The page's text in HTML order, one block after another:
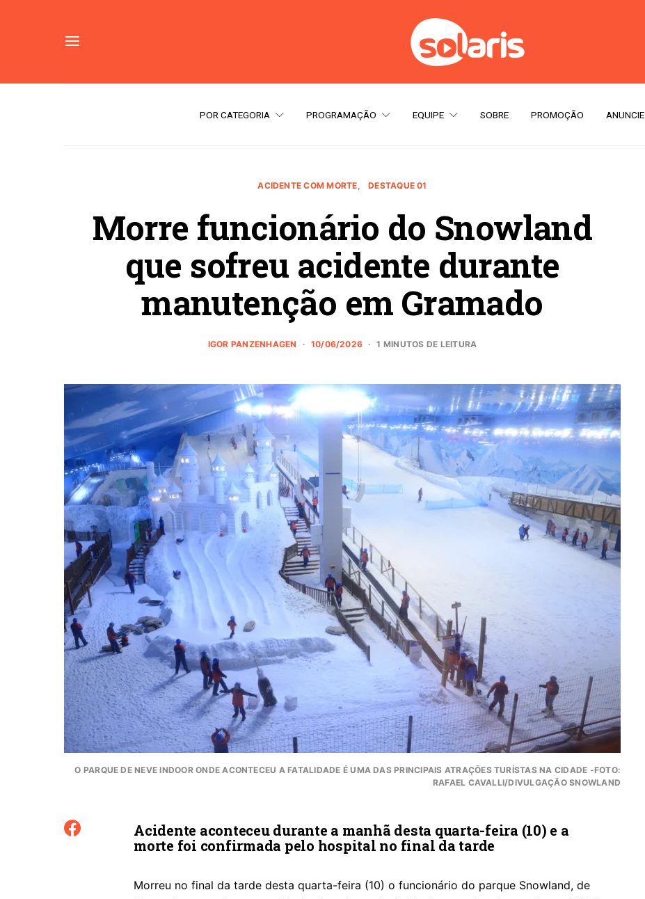
POR CATEGORIA PROGRAMAÇÃO EQUIPE SOBRE PROMOÇÃO ANUNCIE
ACIDENTE COM MORTE DESTAQUE 01
Morre funcionário do Snowland
que sofreu acidente durante
manutenção em Gramado
IGOR PANZENHAGEN 10/06/2026 1 MINUTOS DE LEITURA
O PARQUE DE NEVE INDOOR ONDE ACONTECEU A FATALIDADE É UMA DAS PRINCIPAIS ATRAÇÕES TURÍSTAS NA CIDADE -FOTO:
RAFAEL CAVALLI/DIVULGAÇÃO SNOWLAND
Acidente aconteceu durante a manhã desta quarta-feira (10) e a
morte foi confirmada pelo hospital no final da tarde
Morreu no final da tarde desta quarta-feira (10) o funcionário do parque Snowland, de